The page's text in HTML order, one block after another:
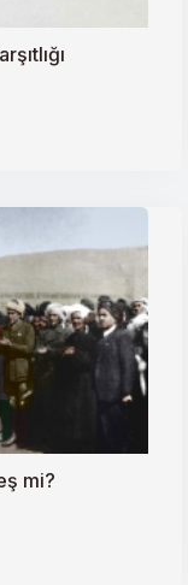
mi?